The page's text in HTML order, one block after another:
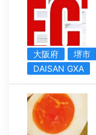
大阪府 堺市
DAISAN GXA